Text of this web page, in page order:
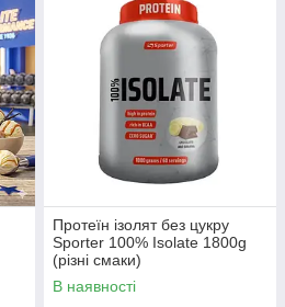
Протеїн ізолят без цукру
Sporter 100% Isolate 1800g
(різні смаки)
В наявності